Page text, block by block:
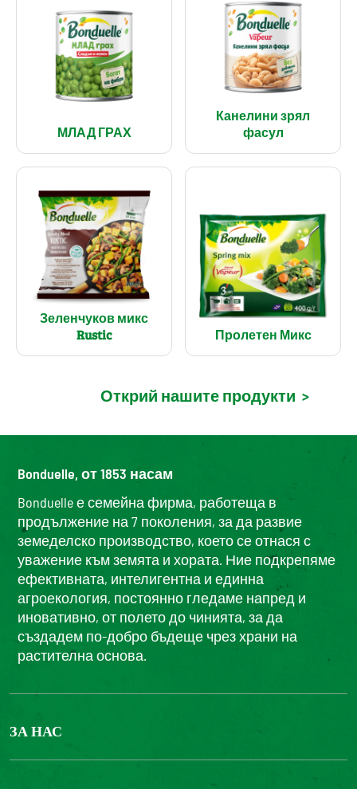
МЛАД ГРАХ
Канелини зрял
фасул
Зеленчуков микс
Rustic
Пролетен Микс
Открий нашите продукти >
Bonduelle, от 1853 насам
Bonduelle е семейна фирма, работеща в
продължение на 7 поколения, за да развие
земеделско производство, което се отнася с
уважение към земята и хората. Ние подкрепяме
ефективната, интелигентна и единна
агроекология, постоянно гледаме напред и
иновативно, от полето до чинията, за да
създадем по-добро бъдеще чрез храни на
растителна основа.
ЗА НАС
БОНДЮЕЛ ГРУП